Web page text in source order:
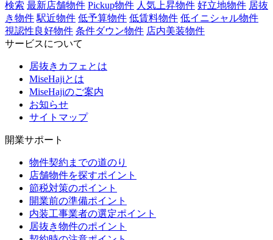
検索 最新店舗物件 Pickup物件 人気上昇物件 好立地物件 居抜
き物件 駅近物件 低予算物件 低賃料物件 低イニシャル物件
視認性良好物件 条件ダウン物件 店内美装物件
サービスについて
居抜きカフェとは
MiseHajiとは
MiseHajiのご案内
お知らせ
サイトマップ
開業サポート
物件契約までの道のり
店舗物件を探すポイント
節税対策のポイント
開業前の準備ポイント
内装工事業者の選定ポイント
居抜き物件のポイント